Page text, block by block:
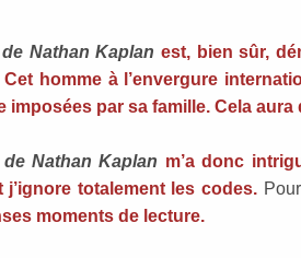
Nathan Kaplan est, bien sûr,
Cet homme à l’envergure
imposées par sa famille. Cela
Nathan Kaplan m’a donc
j’ignore totalement les codes.
moments de lecture.